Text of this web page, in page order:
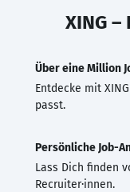
XING
Über eine Million
Entdecke mit
passt.
Persönliche Job-
Lass Dich finden
Recruiter·innen.